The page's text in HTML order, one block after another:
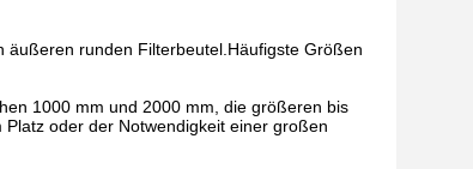
äußeren runden Filterbeutel.Häufigste Größen
1000 mm und 2000 mm, die größeren bis
oder der Notwendigkeit einer großen